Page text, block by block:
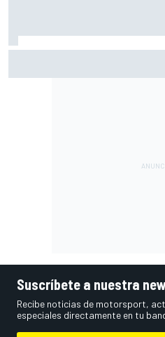
Suscríbete a nuestra
Recibe noticias de motorsport,
especiales directamente en tu